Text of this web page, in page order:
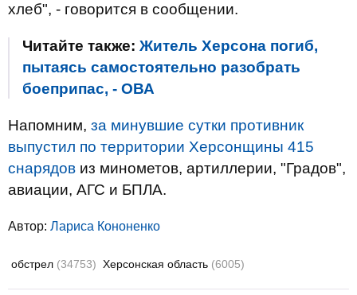
хлеб", - говорится в сообщении.
Читайте также: Житель Херсона погиб,
пытаясь самостоятельно разобрать
боеприпас, - ОВА
Напомним, за минувшие сутки противник
выпустил по территории Херсонщины 415
снарядов из минометов, артиллерии, "Градов",
авиации, АГС и БПЛА.
Автор: Лариса Кононенко
обстрел (34753) Херсонская область (6005)